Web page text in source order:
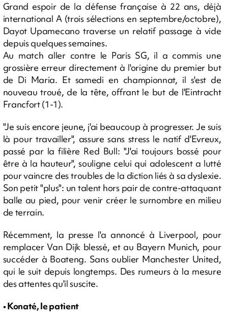
Grand espoir de la défense française à 22 ans, déjà
international A (trois sélections en septembre/octobre),
Dayot Upamecano traverse un relatif passage à vide
depuis quelques semaines.
Au match aller contre le Paris SG, il a commis une
grossière erreur directement à l'origine du premier but
de Di Maria. Et samedi en championnat, il s'est de
nouveau troué, de la tête, offrant le but de l'Eintracht
Francfort (1-1).
"Je suis encore jeune, j'ai beaucoup à progresser. Je suis
là pour travailler", assure sans stress le natif d'Evreux,
passé par la filière Red Bull: "J'ai toujours bossé pour
être à la hauteur", souligne celui qui adolescent a lutté
pour vaincre des troubles de la diction liés à sa dyslexie.
Son petit "plus": un talent hors pair de contre-attaquant
balle au pied, pour venir créer le surnombre en milieu
de terrain.
Récemment, la presse l'a annoncé à Liverpool, pour
remplacer Van Dijk blessé, et au Bayern Munich, pour
succéder à Boateng. Sans oublier Manchester United,
qui le suit depuis longtemps. Des rumeurs à la mesure
des attentes qu'il suscite.
• Konaté, le patient